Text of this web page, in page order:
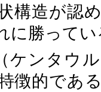
構造が認
に勝ってい
ケンタウ
徴的であ